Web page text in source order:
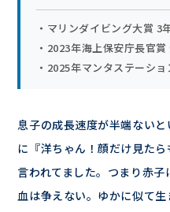
・マリンダイビング大賞 3
・2023年海上保安庁長官賞
・2025年マンタステーシ
息子の成長速度が半端ない
に『洋ちゃん！顔だけ見た
言われてました。つまり赤子
血は争えない。ゆかに似て